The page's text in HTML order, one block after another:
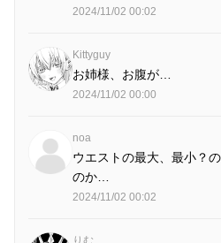
2024/11/02 00:02
Kittyguy
お姉様、お腹が…
2024/11/02 00:00
noa
ウエストの最大、最小？
のか…
2024/11/02 00:02
りむ